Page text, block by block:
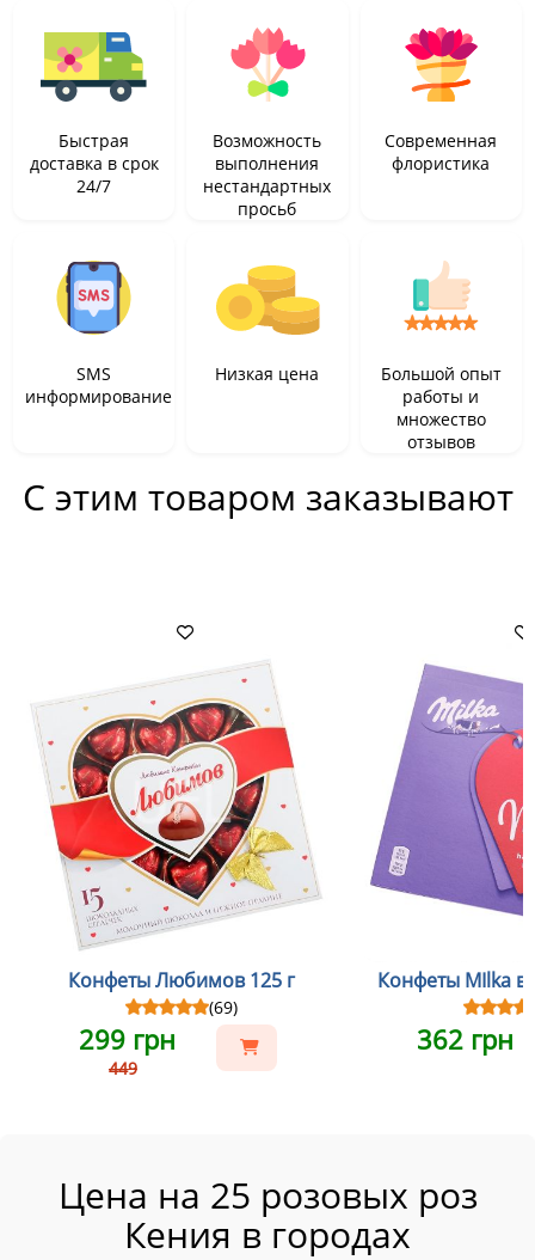
Быстрая
доставка в срок
24/7
Возможность
выполнения
нестандартных
просьб
Современная
флористика
SMS
информирование
Низкая цена
Большой опыт
работы и
множество
отзывов
С этим товаром заказывают
Конфеты Любимов 125 г
(69)
299 грн
449
Конфеты MIlka в
362 грн
Цена на 25 розовых роз
Кения в городах